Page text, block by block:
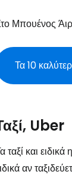
Μπουένος
Τα 10
Uber
ταξί και
αν